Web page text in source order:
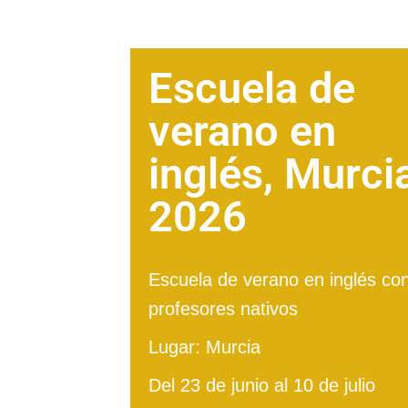
Escuela de
verano en
inglés,
2026
Escuela de verano en inglés
profesores nativos
Lugar: Murcia
Del 23 de junio al 10 de julio